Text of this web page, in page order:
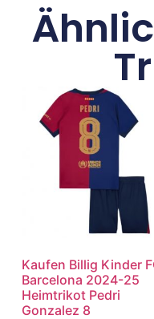
Kaufen Billig Kinder
Barcelona 2024-25
Heimtrikot Pedri
Gonzalez 8